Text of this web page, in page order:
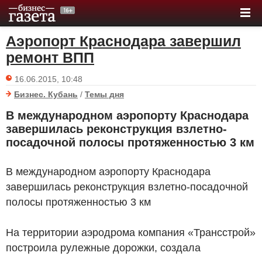
Аэропорт Краснодара завершил
ремонт ВПП
16.06.2015, 10:48
Бизнес. Кубань / Темы дня
В международном аэропорту Краснодара
завершилась реконструкция взлетно-
посадочной полосы протяженностью 3 км
В международном аэропорту Краснодара
завершилась реконструкция взлетно-посадочной
полосы протяженностью 3 км
На территории аэродрома компания «Трансстрой»
построила рулежные дорожки, создала